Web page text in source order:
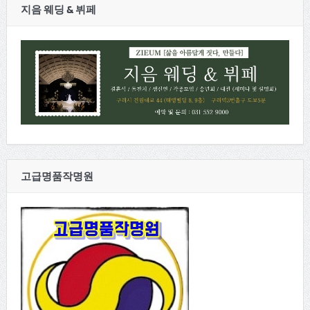
지음 웨딩 & 뷔페
고급명품작명원